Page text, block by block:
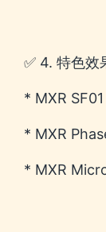
✅ 4. 特色效
* MXR
* MXR
* MXR